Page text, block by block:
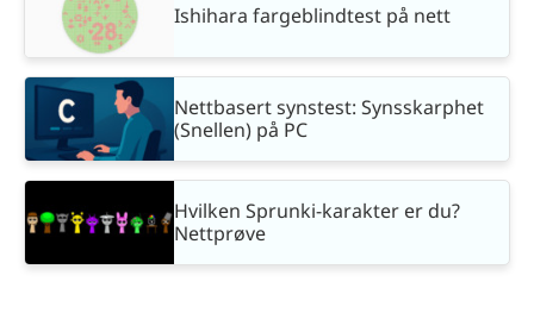
Ishihara fargeblindtest på nett
Nettbasert synstest: Synsskarphet
(Snellen) på PC
Hvilken Sprunki-karakter er du?
Nettprøve